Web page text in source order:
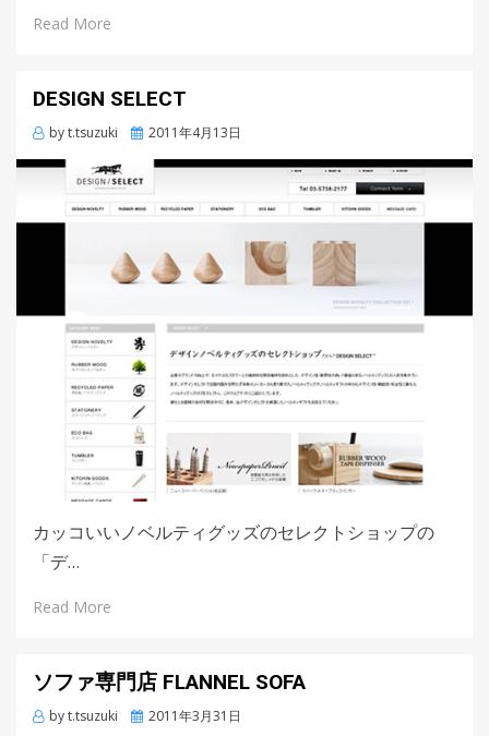
Read More
DESIGN SELECT
byt.tsuzuki
Posted
2011年4月13日
カッコいいノベルティグッズのセレクトショップの
「デ…
Read More
ソファ専門店 FLANNEL SOFA
byt.tsuzuki
Posted
2011年3月31日